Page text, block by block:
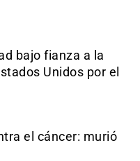
bajo fianza a la
Unidos por el
el cáncer: murió